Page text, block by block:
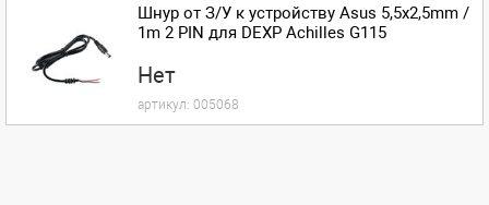
Шнур от З/У к устройству Asus 5,5x2,5mm /
1m 2 PIN для DEXP Achilles G115
Нет
артикул: 005068